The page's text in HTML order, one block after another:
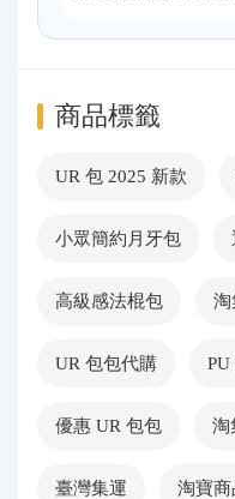
商品標籤
UR 包 2025 新款
小眾簡約月牙包
高級感法棍包 淘
UR 包包代購
優惠 UR 包包 淘
臺灣集運 淘寶